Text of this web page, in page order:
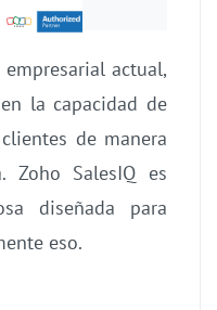
actual,
la capacidad de
de manera
Zoho SalesIQ es
diseñada para
eso.